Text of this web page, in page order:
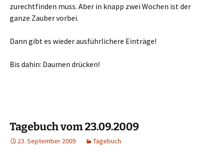
zurechtfinden muss. Aber in knapp zwei Wochen ist der
ganze Zauber vorbei.
Dann gibt es wieder ausführlichere Einträge!
Bis dahin: Daumen drücken!
Tagebuch vom 23.09.2009
23. September 2009 Tagebuch